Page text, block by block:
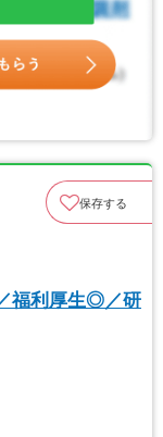
保存する
福利厚生◎／研